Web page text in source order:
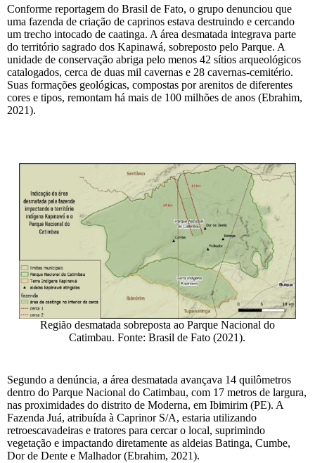
Conforme reportagem do Brasil de Fato, o grupo denunciou que
uma fazenda de criação de caprinos estava destruindo e cercando
um trecho intocado de caatinga. A área desmatada integrava parte
do território sagrado dos Kapinawá, sobreposto pelo Parque. A
unidade de conservação abriga pelo menos 42 sítios arqueológicos
catalogados, cerca de duas mil cavernas e 28 cavernas-cemitério.
Suas formações geológicas, compostas por arenitos de diferentes
cores e tipos, remontam há mais de 100 milhões de anos (Ebrahim,
2021).
Região desmatada sobreposta ao Parque Nacional do
Catimbau. Fonte: Brasil de Fato (2021).
Segundo a denúncia, a área desmatada avançava 14 quilômetros
dentro do Parque Nacional do Catimbau, com 17 metros de largura,
nas proximidades do distrito de Moderna, em Ibimirim (PE). A
Fazenda Juá, atribuída à Caprinor S/A, estaria utilizando
retroescavadeiras e tratores para cercar o local, suprimindo
vegetação e impactando diretamente as aldeias Batinga, Cumbe,
Dor de Dente e Malhador (Ebrahim, 2021).